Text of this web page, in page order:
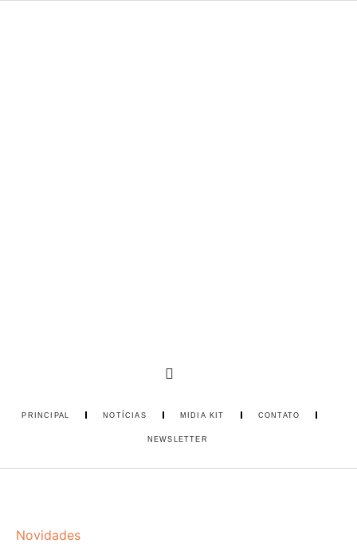
PRINCIPAL NOTÍCIAS MIDIA KIT CONTATO
NEWSLETTER
Novidades